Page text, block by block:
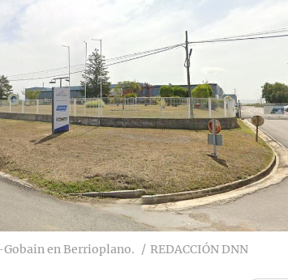
en Berrioplano. REDACCIÓN DNN